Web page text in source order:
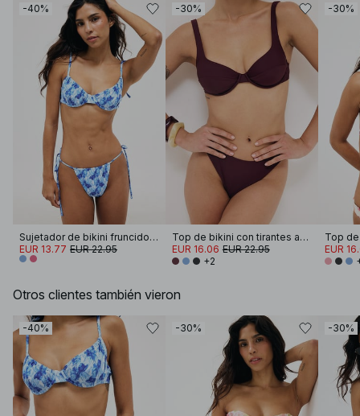
-40%
Sujetador de bikini fruncido con lazos en los hombros
EUR 13.77 EUR 22.95
-30%
Top de bikini con tirantes anchos
EUR 16.06 EUR 22.95
+2
-30%
Top
EUR
Otros clientes también vieron
-40% -30% -30%